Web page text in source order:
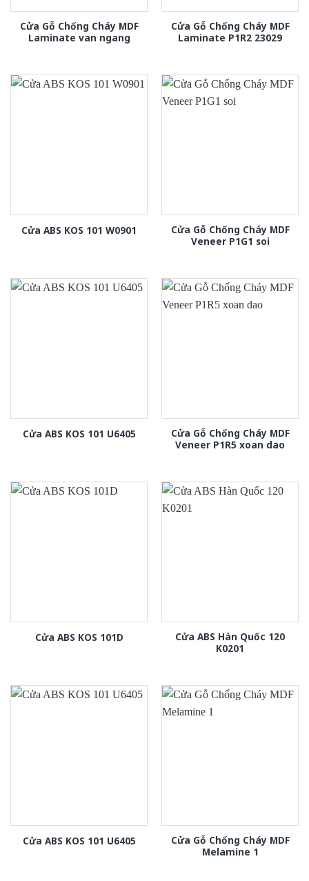
Cửa Gỗ Chống Cháy MDF
Laminate van ngang
Cửa Gỗ Chống Cháy MDF
Laminate P1R2 23029
Cửa ABS KOS 101 W0901
Cửa Gỗ Chống Cháy MDF
Veneer P1G1 soi
Cửa ABS KOS 101 U6405
Cửa Gỗ Chống Cháy MDF
Veneer P1R5 xoan dao
Cửa ABS KOS 101D
Cửa ABS Hàn Quốc 120
K0201
Cửa ABS KOS 101 U6405
Cửa Gỗ Chống Cháy MDF
Melamine 1